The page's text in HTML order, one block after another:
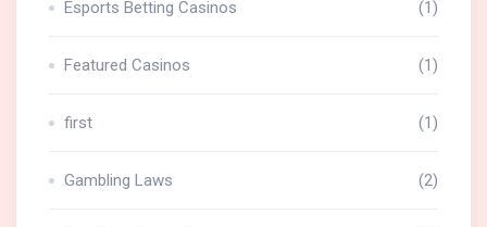
Esports Betting Casinos (1)
Featured Casinos (1)
first (1)
Gambling Laws (2)